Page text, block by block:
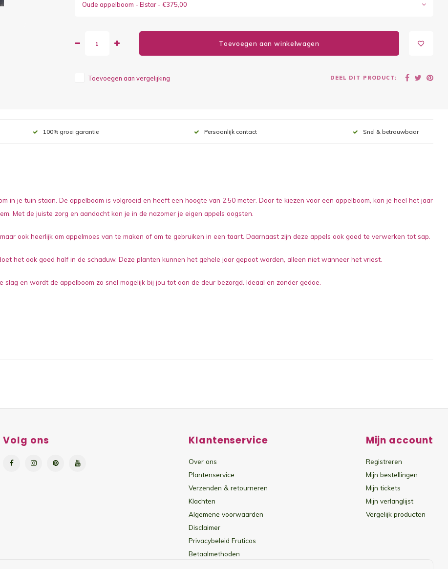
Oude appelboom - Elstar - €375,00
Toevoegen aan winkelwagen
Toevoegen aan vergelijking DEEL DIT PRODUCT:
100% groei garantie Persoonlijk contact Snel & betrouwbaar
in je tuin staan. De appelboom is volgroeid en heeft een hoogte van 2.50 meter. Door te kiezen voor een appelboom, kan je heel het jaar
Met de juiste zorg en aandacht kan je in de nazomer je eigen appels oogsten.
ook heerlijk om appelmoes van te maken of om te gebruiken in een taart. Daarnaast zijn deze appels ook goed te verwerken tot sap.
het ook goed half in de schaduw. Deze planten kunnen het gehele jaar gepoot worden, alleen niet wanneer het vriest.
en wordt de appelboom zo snel mogelijk bij jou tot aan de deur bezorgd. Ideaal en zonder gedoe.
Volg ons Klantenservice
Over ons
Plantenservice
Verzenden & retourneren
Klachten
Algemene voorwaarden
Disclaimer
Privacybeleid Fruticos
Betaalmethoden
Mijn account
Registreren
Mijn bestellingen
Mijn tickets
Mijn verlanglijst
Vergelijk producten